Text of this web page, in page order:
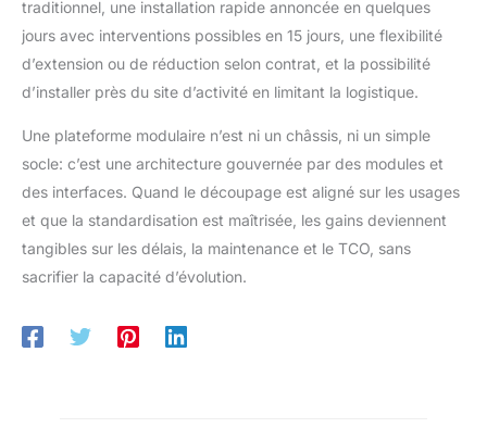
traditionnel, une installation rapide annoncée en quelques
jours avec interventions possibles en 15 jours, une flexibilité
d’extension ou de réduction selon contrat, et la possibilité
d’installer près du site d’activité en limitant la logistique.
Une plateforme modulaire n’est ni un châssis, ni un simple
socle: c’est une architecture gouvernée par des modules et
des interfaces. Quand le découpage est aligné sur les usages
et que la standardisation est maîtrisée, les gains deviennent
tangibles sur les délais, la maintenance et le TCO, sans
sacrifier la capacité d’évolution.